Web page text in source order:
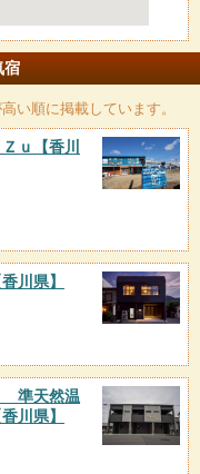
宿
い順に掲載しています。
ｕ
【香川
川県】
準天然温
香川県】